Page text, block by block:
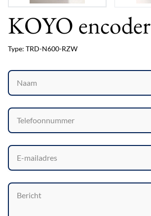
KOYO encoder
Type: TRD-N600-RZW